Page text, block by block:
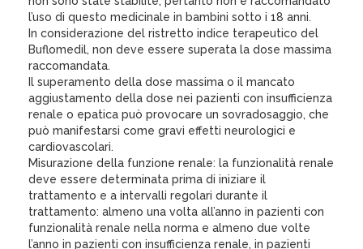
l’uso di questo medicinale in bambini sotto i 18 anni.
In considerazione del ristretto indice terapeutico del
Buflomedil, non deve essere superata la dose massima
raccomandata.
Il superamento della dose massima o il mancato
aggiustamento della dose nei pazienti con insufficienza
renale o epatica può provocare un sovradosaggio, che
può manifestarsi come gravi effetti neurologici e
cardiovascolari.
Misurazione della funzione renale: la funzionalità renale
deve essere determinata prima di iniziare il
trattamento e a intervalli regolari durante il
trattamento: almeno una volta all’anno in pazienti con
funzionalità renale nella norma e almeno due volte
l’anno in pazienti con insufficienza renale, in pazienti